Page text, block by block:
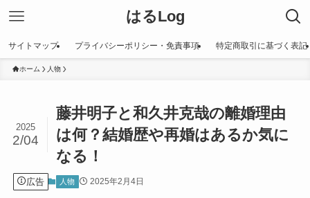
はるLog
サイトマップ プライバシーポリシー・免責事項 特定商取引に基づく表記
ホーム 人物
藤井明子と和久井克哉の離婚理由
は何？結婚歴や再婚はあるか気に
なる！
2025
2/04
広告 人物 2025年2月4日